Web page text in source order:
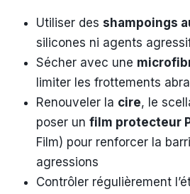
Utiliser des shampoings
silicones ni agents
Sécher avec une
limiter les frottements
Renouveler la cire, le
poser un film protecteur
Film) pour renforcer la
agressions
Contrôler régulièrement